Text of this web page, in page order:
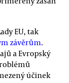
EU, tak
závěrům.
a Evropský
účinek